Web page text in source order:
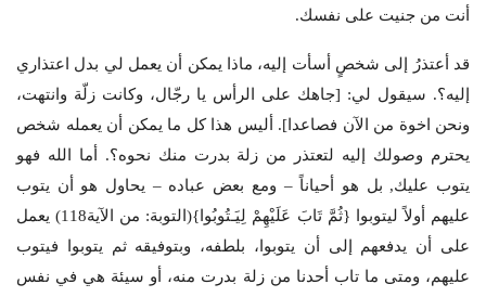
أنت من جنيت على نفسك.
قد أعتذرُ إلى شخصٍ أسأت إليه، ماذا يمكن أن يعمل لي بدل اعتذاري
إليه؟. سيقول لي: [جاهك على الرأس يا رجّال، وكانت زلّة وانتهت،
ونحن اخوة من الآن فصاعدا]. أليس هذا كل ما يمكن أن يعمله شخص
يحترم وصولك إليه لتعتذر من زلة بدرت منك نحوه؟. أما الله فهو
يتوب عليك, بل هو أحياناً – ومع بعض عباده – يحاول هو أن يتوب
عليهم أولاً ليتوبوا {ثُمَّ تَابَ عَلَيْهِمْ لِيَـتُوبُوا}(التوبة: من الآية118) يعمل
على أن يدفعهم إلى أن يتوبوا، بلطفه، وبتوفيقه ثم يتوبوا فيتوب
عليهم، ومتى ما تاب أحدنا من زلة بدرت منه، أو سيئة هي في نفس